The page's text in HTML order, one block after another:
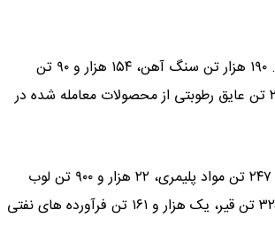
در تالار صادراتی کیش ۴۳۳ هزار و ۶۹ تن محصول به ارزش ۱۲ هزار میلیارد تومان خریدار داشت. ۱۹۰ هزار تن سنگ آهن، ۱۵۴ هزار و ۹۰ تن
سیمان، ۴۲ هزار و ۲۷۶ تن قیر، ۳۸ هزار تن کلینکر، ۶ هزار تن گوگرد، ۲ هزار و ۵۰۰ تن مس و ۲۰۳ تن عایق رطوبتی از محصولات معامله شده در
در تالار پتروشیمی و فرآورده های نفتی در مجموع ۱۳۱ هزار و ۵۶۸ تن محصول شامل ۷۵ هزار و ۲۴۷ تن مواد پلیمری، ۲۲ هزار و ۹۰۰ تن لوب
کات، ۱۴ هزار و ۸۲۱ تن مواد شیمیایی، ۹ هزار تن لوب کات، ۴ هنزار و ۸۰۴ تن روغن، ۳ هزار و ۳۲۵ تن قیر، یک هزار و ۱۶۱ تن فرآورده های نفتی